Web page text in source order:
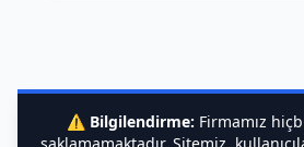
⚠️ Bilgilendirme: Firmamız